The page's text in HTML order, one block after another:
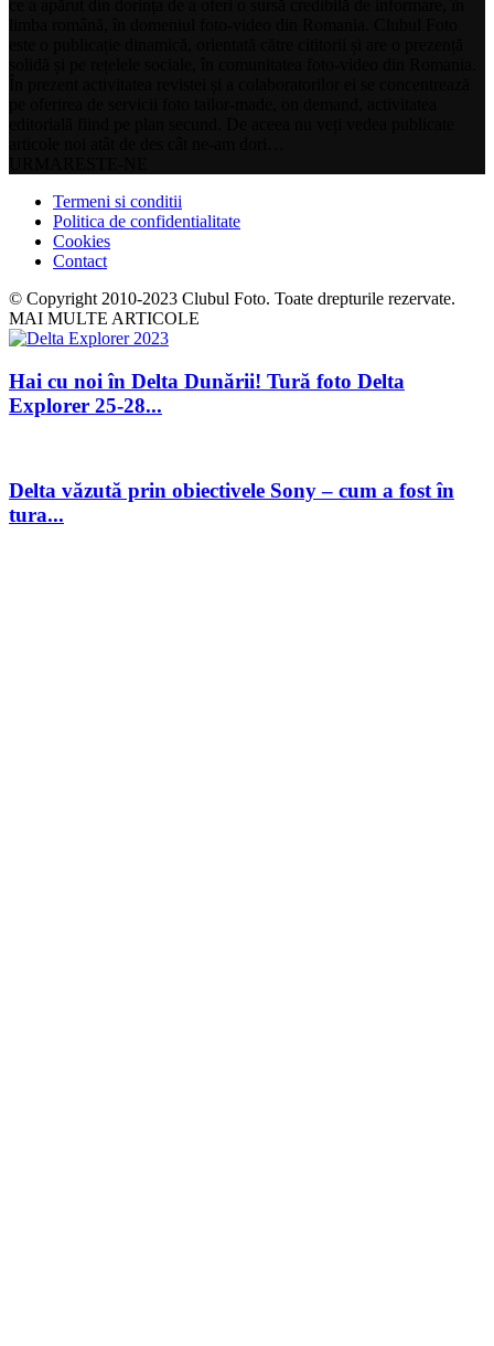
Termeni si conditii
Politica de confidentialitate
Cookies
Contact
© Copyright 2010-2023 Clubul Foto. Toate drepturile rezervate.
MAI MULTE ARTICOLE
Hai cu noi în Delta Dunării! Tură foto Delta
Explorer 25-28...
Delta văzută prin obiectivele Sony – cum a fost în
tura...